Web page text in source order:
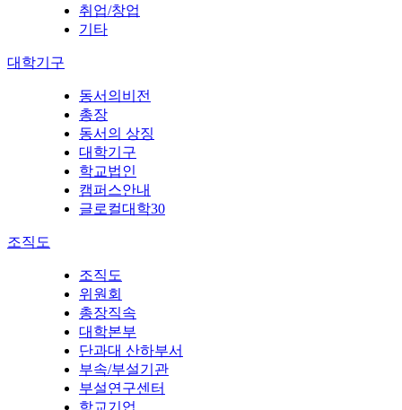
취업/창업
기타
대학기구
동서의비전
총장
동서의 상징
대학기구
학교법인
캠퍼스안내
글로컬대학30
조직도
조직도
위원회
총장직속
대학본부
단과대 산하부서
부속/부설기관
부설연구센터
학교기업